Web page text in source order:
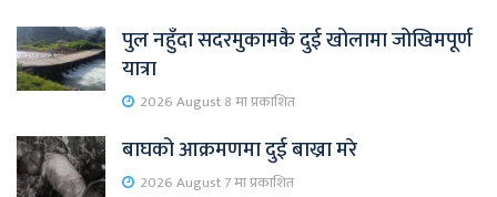
पुल नहुँदा सदरमुकामकै दुई खोलामा जोखिमपूर्ण
यात्रा
2026 August 8 मा प्रकाशित
बाघको आक्रमणमा दुई बाख्रा मरे
2026 August 7 मा प्रकाशित